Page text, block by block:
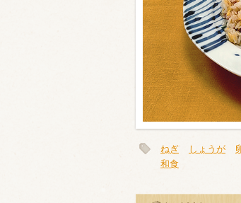
ビール
赤ワイン
ねぎ しょうが
和食